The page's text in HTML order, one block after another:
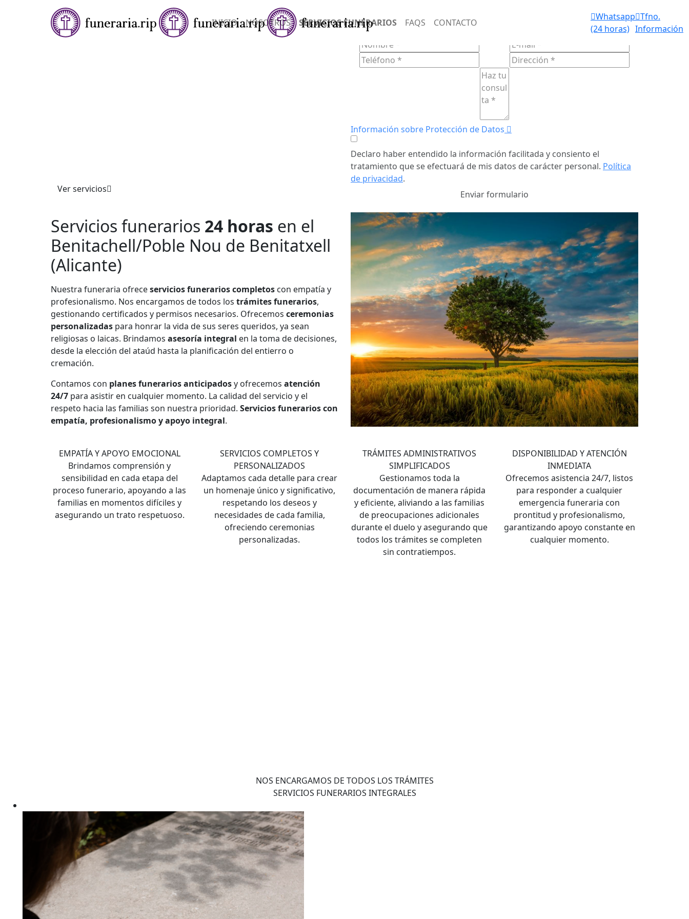
INICIO NOSOTROS SERVICIOS FUNERARIOS FAQS CONTACTO
Whatsapp
(24 horas)
Tfno.
Información
★★★★✩ SERVICIOS FUNERARIOS 24 HORAS
FUNERARIA EN EL
Ver servicios
SERVICIOS FUNERARIOS 24 HORAS
Información sobre Protección de Datos
Declaro haber entendido la información facilitada y consiento el
tratamiento que se efectuará de mis datos de carácter personal. Política
de privacidad.
Servicios funerarios 24 horas en el
Benitachell/Poble Nou de Benitatxell
(Alicante)
Nuestra funeraria ofreceservicios funerarios completos con empatía y
profesionalismo. Nos encargamos de todos los trámites funerarios,
gestionando certificados y permisos necesarios. Ofrecemos ceremonias
personalizadas para honrar la vida de sus seres queridos, ya sean
religiosas o laicas. Brindamos asesoría integral en la toma de decisiones,
desde la elección del ataúd hasta la planificación del entierro o
cremación.
Contamos con planes funerarios anticipadosy ofrecemos atención
24/7 para asistir en cualquier momento. La calidad del servicio y el
respeto hacia las familias son nuestra prioridad. Servicios funerarios con
empatía, profesionalismo y apoyo integral.
EMPATÍA Y APOYO EMOCIONAL
Brindamos comprensión y
sensibilidad en cada etapa del
proceso funerario, apoyando a las
familias en momentos difíciles y
asegurando un trato respetuoso.
SERVICIOS COMPLETOS Y
PERSONALIZADOS
Adaptamos cada detalle para crear
un homenaje único y significativo,
respetando los deseos y
necesidades de cada familia,
ofreciendo ceremonias
personalizadas.
TRÁMITES ADMINISTRATIVOS
SIMPLIFICADOS
Gestionamos toda la
documentación de manera rápida
y eficiente, aliviando a las familias
de preocupaciones adicionales
durante el duelo y asegurando que
todos los trámites se completen
sin contratiempos.
DISPONIBILIDAD Y ATENCIÓN
INMEDIATA
Ofrecemos asistencia 24/7, listos
para responder a cualquier
emergencia funeraria con
prontitud y profesionalismo,
garantizando apoyo constante en
cualquier momento.
NOS ENCARGAMOS DE TODOS LOS TRÁMITES
SERVICIOS FUNERARIOS INTEGRALES